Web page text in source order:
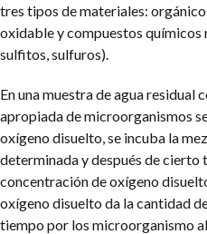
tres tipos de materiales:
oxidable y compuestos
sulfitos, sulfuros).
En una muestra de agua residual
apropiada de microorganismos
oxígeno disuelto, se incuba la
determinada y después de cierto
concentración de oxígeno
oxígeno disuelto da la cantidad
tiempo por los microorganismo